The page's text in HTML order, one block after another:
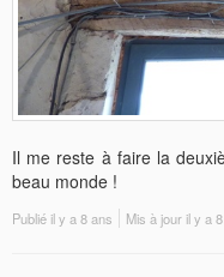
Il me reste à faire la
beau monde !
Publiéil y a 8 ans Mis à jouril y a